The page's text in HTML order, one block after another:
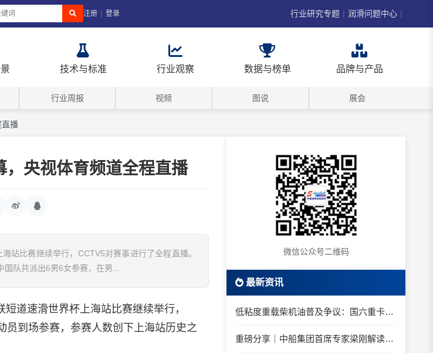
注册 | 登录 行业研究专题 | 润滑问题中心 |
技术与标准 行业观察 数据与榜单 品牌与产品
行业周报 视频 图说 展会
直播
，央视体育频道全程直播
站比赛继续举行，CCTV5对赛事进行了全程直播。
队共派出6男6女参赛，在男...
道速滑世界杯上海站比赛继续举行，
员到场参赛，参赛人数创下上海站历史之
微信公众号二维码
最新资讯
低粘度重载柴机油普及争议：国六重卡长期山区重载工况是否适合0W-20柴油机油？
重磅分享｜中船集团首席专家梁刚解读船舶动力润滑需求